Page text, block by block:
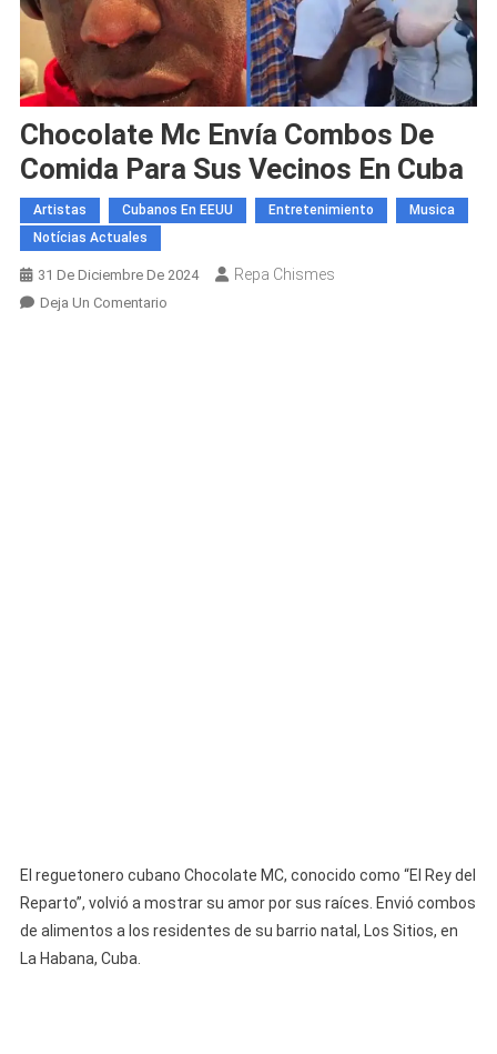
Chocolate Mc Envía Combos De
Comida Para Sus Vecinos En Cuba
Artistas Cubanos En EEUU Entretenimiento
Musica
Notícias Actuales
31 De Diciembre De 2024 Repa Chismes
Deja Un ComentarioEn
El reguetonero cubano Chocolate MC, conocido como “El Rey del
Reparto”, volvió a mostrar su amor por sus raíces. Envió combos
de alimentos a los residentes de su barrio natal, Los Sitios, en
La Habana, Cuba.